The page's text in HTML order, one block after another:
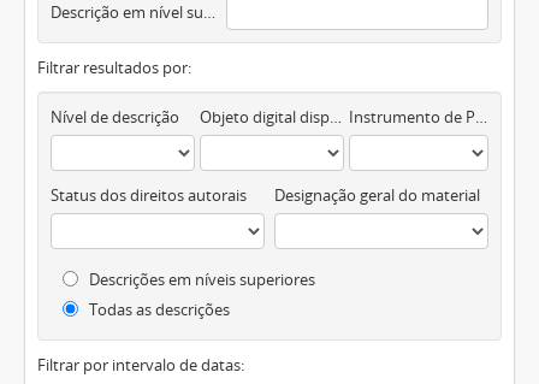
Descrição em nível superior
Filtrar resultados por:
Nível de descrição Objeto digital disponível Instrumento de Pesquisa
Status dos direitos autorais Designação geral do material
Descrições em níveis superiores
Todas as descrições
Filtrar por intervalo de datas: